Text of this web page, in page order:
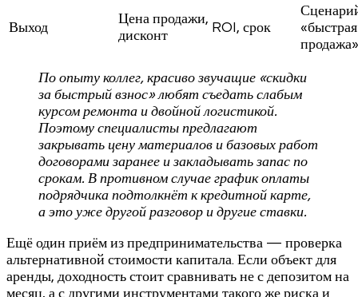
Выход
Цена продажи,
дисконт
ROI, срок
«быстрая
продажа»
По опыту коллег, красиво звучащие «скидки
за быстрый взнос» любят съедать слабым
курсом ремонта и двойной логистикой.
Поэтому специалисты предлагают
закрывать цену материалов и базовых работ
договорами заранее и закладывать запас по
срокам. В противном случае график оплаты
подрядчика подтолкнёт к кредитной карте,
а это уже другой разговор и другие ставки.
Ещё один приём из предпринимательства — проверка
альтернативной стоимости капитала. Если объект для
аренды, доходность стоит сравнивать не с депозитом на
месяц, а с другими инструментами такого же риска и